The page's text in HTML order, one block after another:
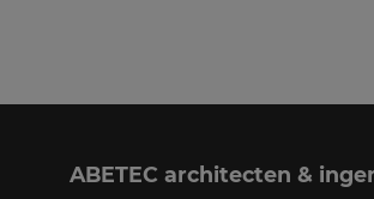
ABETEC architecten &